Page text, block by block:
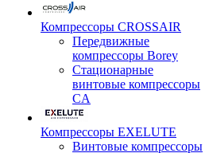
Компрессоры CROSSAIR
Передвижные
компрессоры Borey
Стационарные
винтовые компрессоры
CA
Компрессоры EXELUTE
Винтовые компрессоры